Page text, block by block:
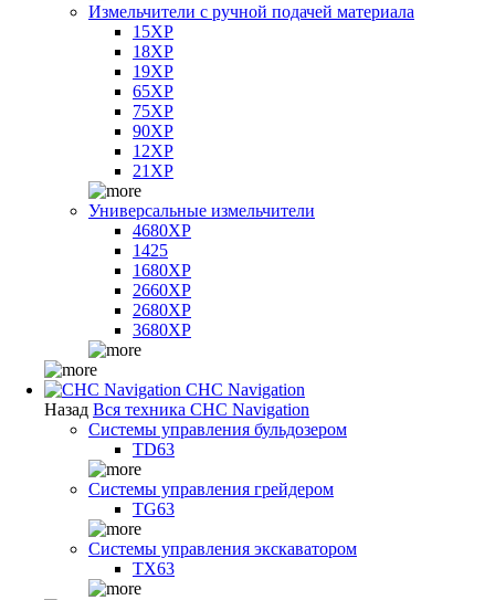
Измельчители с ручной подачей материала
15XP
18XP
19XP
65XP
75XP
90XP
12XP
21XP
Универсальные измельчители
4680XP
1425
1680XP
2660XP
2680XP
3680XP
CHC Navigation
Назад Вся техника CHC Navigation
Системы управления бульдозером
TD63
Системы управления грейдером
TG63
Системы управления экскаватором
TX63